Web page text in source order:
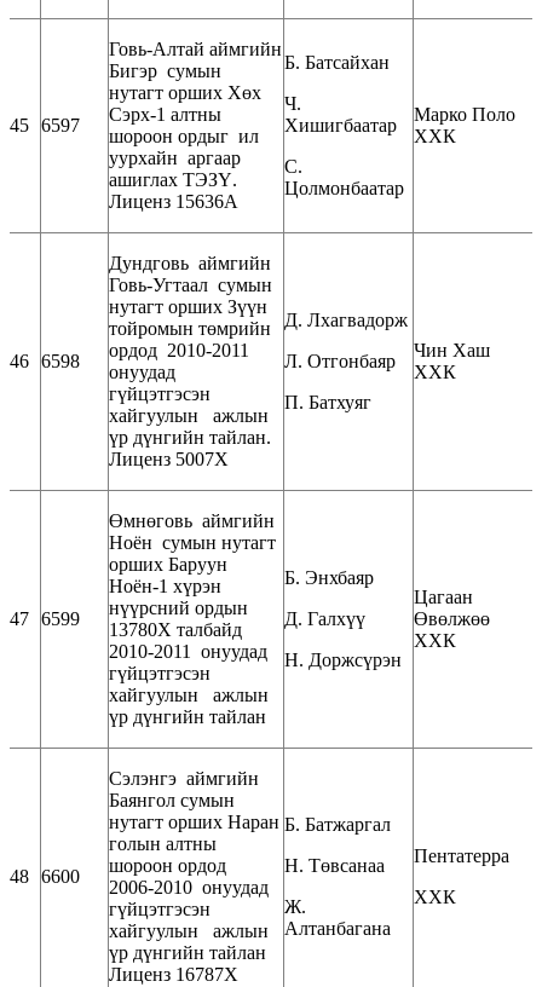
45 6597
Говь-Алтай аймгийн
Бигэр сумын
нутагт орших Хөх
Сэрх-1 алтны
шороон ордыг ил
уурхайн аргаар
ашиглах ТЭЗҮ.
Лиценз 15636А
Б. Батсайхан
Ч.
Хишигбаатар
С.
Цолмонбаатар
Марко Поло
ХХК
46 6598
Дундговь аймгийн
Говь-Угтаал сумын
нутагт орших Зүүн
тойромын төмрийн
ордод 2010-2011
онуудад
гүйцэтгэсэн
хайгуулын ажлын
үр дүнгийн тайлан.
Лиценз 5007Х
Д. Лхагвадорж
Л. Отгонбаяр
П. Батхуяг
Чин Хаш
ХХК
47 6599
Өмнөговь аймгийн
Ноён сумын нутагт
орших Баруун
Ноён-1 хүрэн
нүүрсний ордын
13780Х талбайд
2010-2011 онуудад
гүйцэтгэсэн
хайгуулын ажлын
үр дүнгийн тайлан
Б. Энхбаяр
Д. Галхүү
Н. Доржсүрэн
Цагаан
Өвөлжөө
ХХК
48 6600
Сэлэнгэ аймгийн
Баянгол сумын
нутагт орших Наран
голын алтны
шороон ордод
2006-2010 онуудад
гүйцэтгэсэн
хайгуулын ажлын
үр дүнгийн тайлан
Лиценз 16787Х
Б. Батжаргал
Н. Төвсанаа
Ж.
Алтанбагана
Пентатерра
ХХК